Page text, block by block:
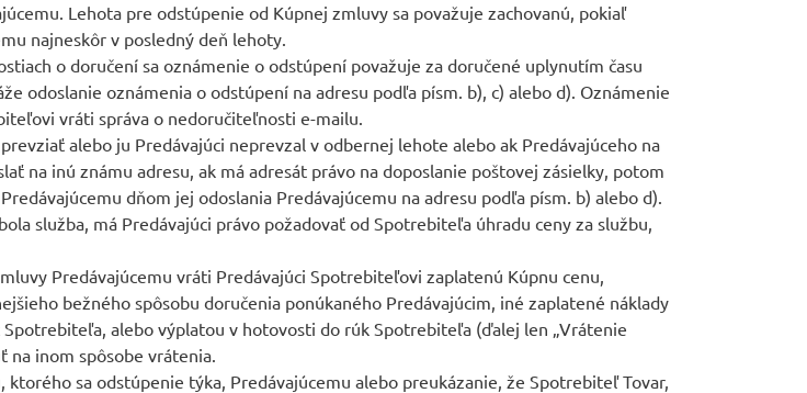
Lehota pre odstúpenie od Kúpnej zmluvy sa považuje zachovanú, pokiaľ
najneskôr v posledný deň lehoty.
o doručení sa oznámenie o odstúpení považuje za doručené uplynutím času
odoslanie oznámenia o odstúpení na adresu podľa písm. b), c) alebo d). Oznámenie
vráti správa o nedoručiteľnosti e-mailu.
alebo ju Predávajúci neprevzal v odbernej lehote alebo ak Predávajúceho na
na inú známu adresu, ak má adresát právo na doposlanie poštovej zásielky, potom
dňom jej odoslania Predávajúcemu na adresu podľa písm. b) alebo d).
služba, má Predávajúci právo požadovať od Spotrebiteľa úhradu ceny za službu,
Predávajúcemu vráti Predávajúci Spotrebiteľovi zaplatenú Kúpnu cenu,
bežného spôsobu doručenia ponúkaného Predávajúcim, iné zaplatené náklady
alebo výplatou v hotovosti do rúk Spotrebiteľa (ďalej len „Vrátenie
na inom spôsobe vrátenia.
sa odstúpenie týka, Predávajúcemu alebo preukázanie, že Spotrebiteľ Tovar,